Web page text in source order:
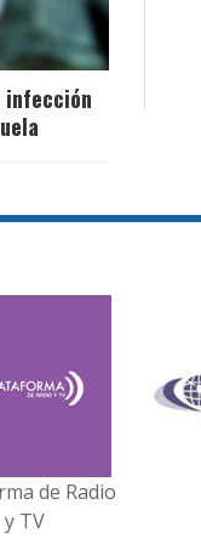
infección
de Radio
y TV